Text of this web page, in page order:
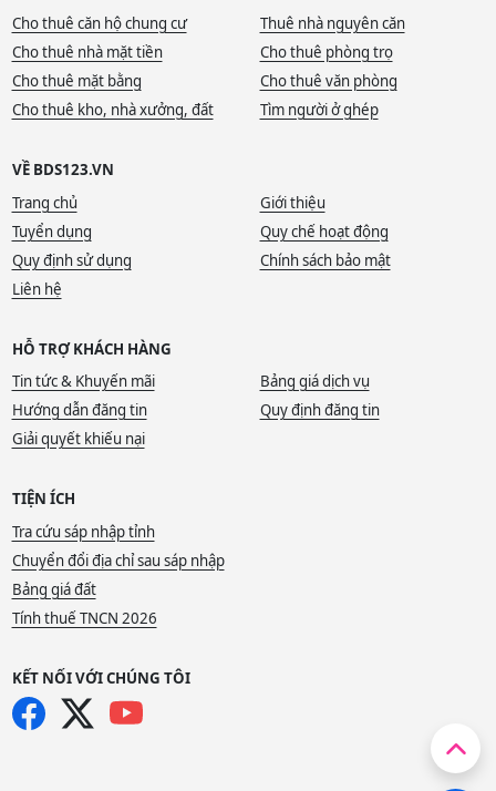
Cho thuê căn hộ chung cư
Thuê nhà nguyên căn
Cho thuê nhà mặt tiền
Cho thuê phòng trọ
Cho thuê mặt bằng
Cho thuê văn phòng
Cho thuê kho, nhà xưởng, đất
Tìm người ở ghép
VỀ BDS123.VN
Trang chủ
Giới thiệu
Tuyển dụng
Quy chế hoạt động
Quy định sử dụng
Chính sách bảo mật
Liên hệ
HỖ TRỢ KHÁCH HÀNG
Tin tức & Khuyến mãi
Bảng giá dịch vụ
Hướng dẫn đăng tin
Quy định đăng tin
Giải quyết khiếu nại
TIỆN ÍCH
Tra cứu sáp nhập tỉnh
Chuyển đổi địa chỉ sau sáp nhập
Bảng giá đất
Tính thuế TNCN 2026
KẾT NỐI VỚI CHÚNG TÔI